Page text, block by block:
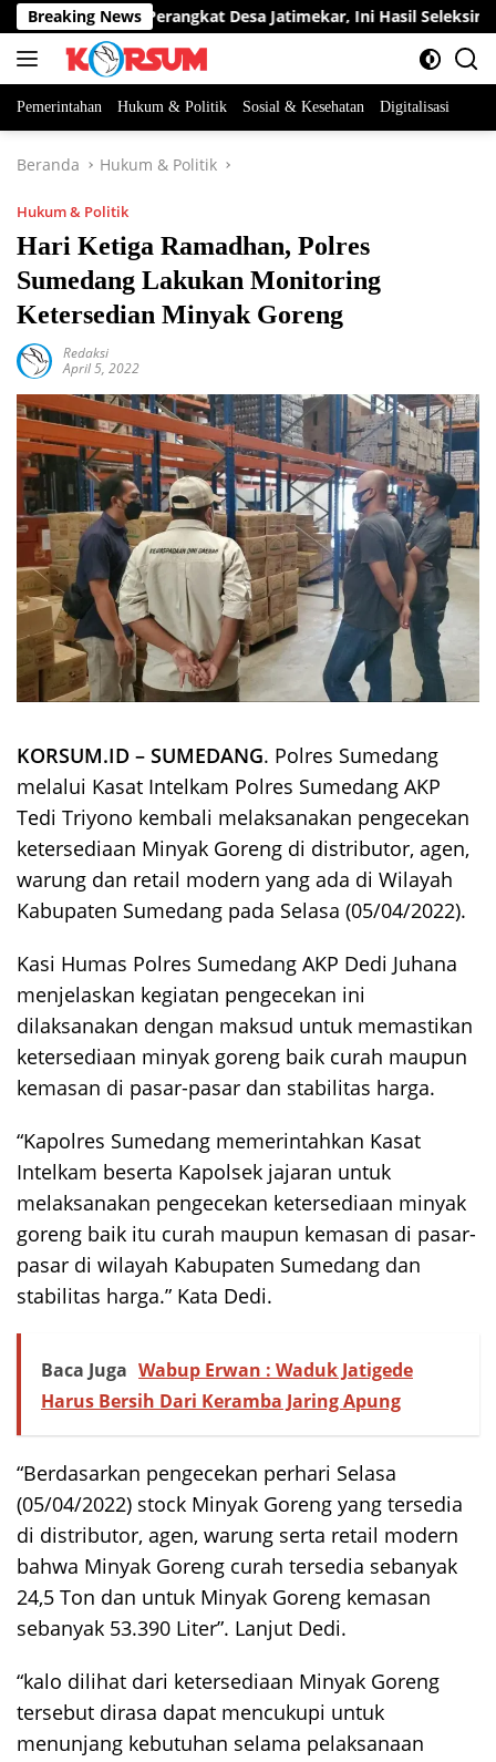
Langsung
ke
konten
Breaking News
Jabatan Perangkat Desa Jatimekar, Ini Hasil Seleksinya
Pemerintahan Hukum & Politik Sosial & Kesehatan Digitalisasi
Beranda Hukum & Politik
Hukum & Politik
Hari Ketiga Ramadhan, Polres
Sumedang Lakukan Monitoring
Ketersedian Minyak Goreng
Redaksi
April 5, 2022
KORSUM.ID – SUMEDANG. Polres Sumedang
melalui Kasat Intelkam Polres Sumedang AKP
Tedi Triyono kembali melaksanakan pengecekan
ketersediaan Minyak Goreng di distributor, agen,
warung dan retail modern yang ada di Wilayah
Kabupaten Sumedang pada Selasa (05/04/2022).
Kasi Humas Polres Sumedang AKP Dedi Juhana
menjelaskan kegiatan pengecekan ini
dilaksanakan dengan maksud untuk memastikan
ketersediaan minyak goreng baik curah maupun
kemasan di pasar-pasar dan stabilitas harga.
“Kapolres Sumedang memerintahkan Kasat
Intelkam beserta Kapolsek jajaran untuk
melaksanakan pengecekan ketersediaan minyak
goreng baik itu curah maupun kemasan di pasar-
pasar di wilayah Kabupaten Sumedang dan
stabilitas harga.” Kata Dedi.
Baca Juga Wabup Erwan : Waduk Jatigede
Harus Bersih Dari Keramba Jaring Apung
“Berdasarkan pengecekan perhari Selasa
(05/04/2022) stock Minyak Goreng yang tersedia
di distributor, agen, warung serta retail modern
bahwa Minyak Goreng curah tersedia sebanyak
24,5 Ton dan untuk Minyak Goreng kemasan
sebanyak 53.390 Liter”. Lanjut Dedi.
“kalo dilihat dari ketersediaan Minyak Goreng
tersebut dirasa dapat mencukupi untuk
menunjang kebutuhan selama pelaksanaan